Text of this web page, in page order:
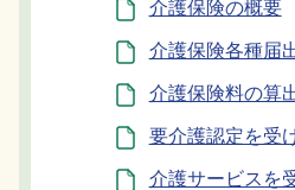
介護保険の概要
介護保険各種届
介護保険料の算
要介護認定を受
介護サービスを